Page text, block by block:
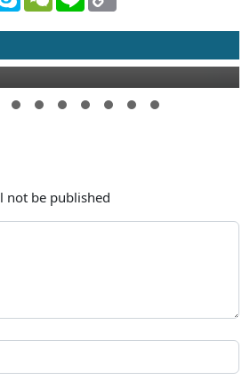
| PWI Award
not be published